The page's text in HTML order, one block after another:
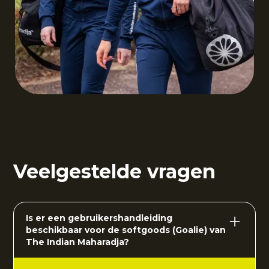
Veelgestelde vragen
Is er een gebruikershandleiding
beschikbaar voor de softgoods (Goalie) van
The Indian Maharadja?